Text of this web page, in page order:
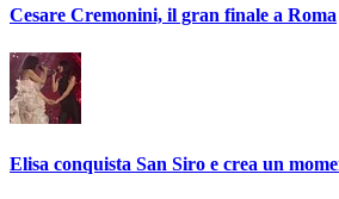
Cesare Cremonini, il gran finale a Roma
Elisa conquista San Siro e crea un